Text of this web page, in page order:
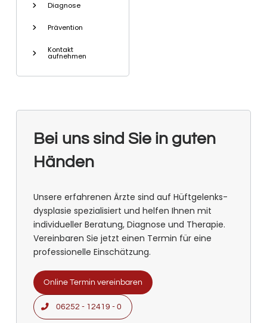
Diagnose
Prävention
Kontakt
aufnehmen
Bei uns sind Sie in guten
Händen
Unsere erfahrenen Ärzte sind auf Hüft­gelenks­
dys­pla­sie spezialisiert und helfen Ihnen mit
individueller Beratung, Diagnose und Therapie.
Vereinbaren Sie jetzt einen Termin für eine
professionelle Einschätzung.
Online Termin vereinbaren
06252 - 12419 - 0